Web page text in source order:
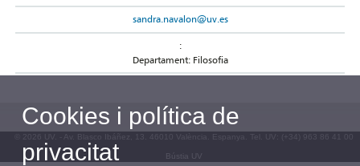
sandra.navalon@uv.es
:
Departament: Filosofia
© 2026 UV. - Av. Blasco Ibáñez, 13. 46010 València. Espanya. Tel. UV: (+34) 963 86 41 00
Bústia UV
Cookies i política de
privacitat